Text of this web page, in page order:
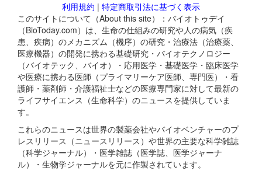
利用規約 | 特定商取引法に基づく表示
このサイトについて（About this site）：バイオトゥデイ
（BioToday.com）は、生命の仕組みの研究や人の病気（疾
患、疾病）のメカニズム（機序）の研究・治療法（治療薬、
医療機器）の開発に携わる基礎研究・バイオテクノロジー
（バイオテック、バイオ）・応用医学・基礎医学・臨床医学
や医療に携わる医師（プライマリーケア医師、専門医）・看
護師・薬剤師・介護福祉士などの医療専門家に対して最新の
ライフサイエンス（生命科学）のニュースを提供していま
す。
これらのニュースは世界の製薬会社やバイオベンチャーのプ
レスリリース（ニュースリリース）や世界の主要な科学雑誌
（科学ジャーナル）・医学雑誌（医学誌、医学ジャーナ
ル）・生物学ジャーナルを元に作製されています。